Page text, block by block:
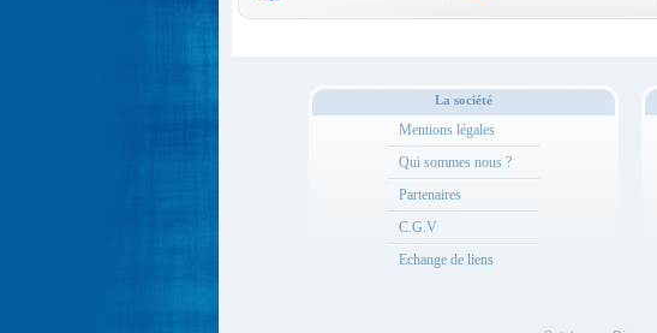
La société
Mentions légales
Qui sommes nous ?
Partenaires
C.G.V
Echange de liens